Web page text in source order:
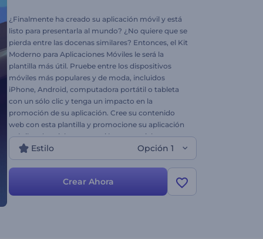
¿Finalmente ha creado su aplicación móvil y está
listo para presentarla al mundo? ¿No quiere que se
pierda entre las docenas similares? Entonces, el Kit
Moderno para Aplicaciones Móviles le será la
plantilla más útil. Pruebe entre los dispositivos
móviles más populares y de moda, incluidos
iPhone, Android, computadora portátil o tableta
con un sólo clic y tenga un impacto en la
promoción de su aplicación. Cree su contenido
web con esta plantilla y promocione su aplicación
móvil, red social, presentación comercial,
marketing online y muchas más campañas
digitales. Cargue sus archivos para dar forma a su
propio ecosistema móvil.
Estilo Opción 1
Crear Ahora